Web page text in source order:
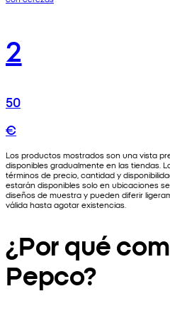
2
50
€
Los productos mostrados son una vista
disponibles gradualmente en las tiendas.
términos de precio, cantidad y
estarán disponibles solo en ubicaciones
diseños de muestra y pueden diferir
válida hasta agotar existencias.
¿Por qué
Pepco?